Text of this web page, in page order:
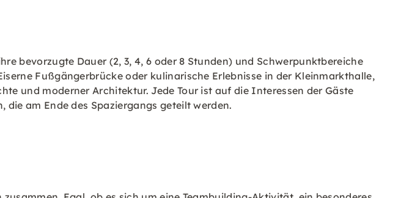
bevorzugte Dauer (2, 3, 4, 6 oder 8 Stunden) und Schwerpunktbereiche
Fußgängerbrücke oder kulinarische Erlebnisse in der Kleinmarkthalle,
und moderner Architektur. Jede Tour ist auf die Interessen der Gäste
am Ende des Spaziergangs geteilt werden.